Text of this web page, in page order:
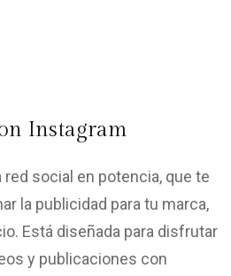
Instagram
social en potencia, que te
la publicidad para tu marca,
Está diseñada para disfrutar
y publicaciones con